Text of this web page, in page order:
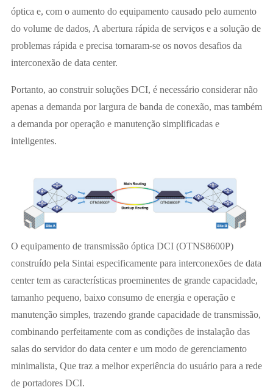
óptica e, com o aumento do equipamento causado pelo aumento
do volume de dados, A abertura rápida de serviços e a solução de
problemas rápida e precisa tornaram-se os novos desafios da
interconexão de data center.
Portanto, ao construir soluções DCI, é necessário considerar não
apenas a demanda por largura de banda de conexão, mas também
a demanda por operação e manutenção simplificadas e
inteligentes.
O equipamento de transmissão óptica DCI (OTNS8600P)
construído pela Sintai especificamente para interconexões de data
center tem as características proeminentes de grande capacidade,
tamanho pequeno, baixo consumo de energia e operação e
manutenção simples, trazendo grande capacidade de transmissão,
combinando perfeitamente com as condições de instalação das
salas do servidor do data center e um modo de gerenciamento
minimalista, Que traz a melhor experiência do usuário para a rede
de portadores DCI.